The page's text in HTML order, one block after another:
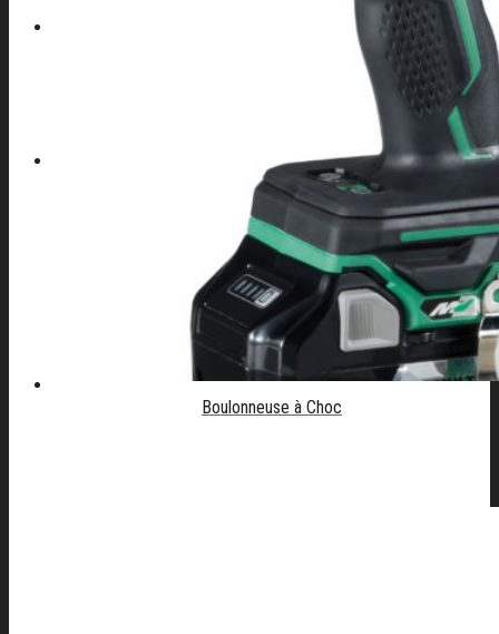
Boulonneuse à Choc